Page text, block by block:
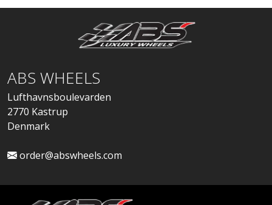
ABS WHEELS
Lufthavnsboulevarden
2770 Kastrup
Denmark
order@abswheels.com